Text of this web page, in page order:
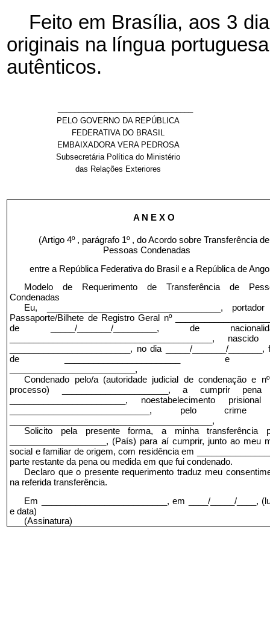
Feito em Brasília, aos 3
originais na língua
autênticos.
PELO GOVERNO DA REPÚBLICA
FEDERATIVA DO BRASIL
EMBAIXADORA VERA PEDROSA
Subsecretária Política do Ministério
das Relações Exteriores
A N E X O
(Artigo 4º , parágrafo 1º , do Acordo sobre Transferência de
Pessoas Condenadas
entre a República Federativa do Brasil e a República de
Modelo de Requerimento de Transferência de
Condenadas
Eu, ____________________________________,
Passaporte/Bilhete de Registro Geral nº
de _____/_______/_________, de
__________________________________________,
_________________________, no dia _____/_______/_______,
de ________________________ e
__________________________,
Condenado pelo/a (autoridade judicial de condenação e
processo) ______________________, a cumprir
________________________, noestabelecimento
_____________________________, pelo crime
__________________________________________,
Solicito pela presente forma, a minha transferência
____________________, (País) para aí cumprir, junto ao meu
social e familiar de origem, com residência em
parte restante da pena ou medida em que fui condenado.
Declaro que o presente requerimento traduz meu
na referida transferência.
Em __________________________, em ____/_____/____,
e data)
(Assinatura)